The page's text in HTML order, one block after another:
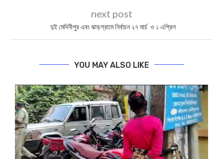
next post
দুই মেদিনীপুর এবং ঝাড়গ্রামে নির্বাচন ২৭ মার্চ ও ১ এপ্রিল
YOU MAY ALSO LIKE